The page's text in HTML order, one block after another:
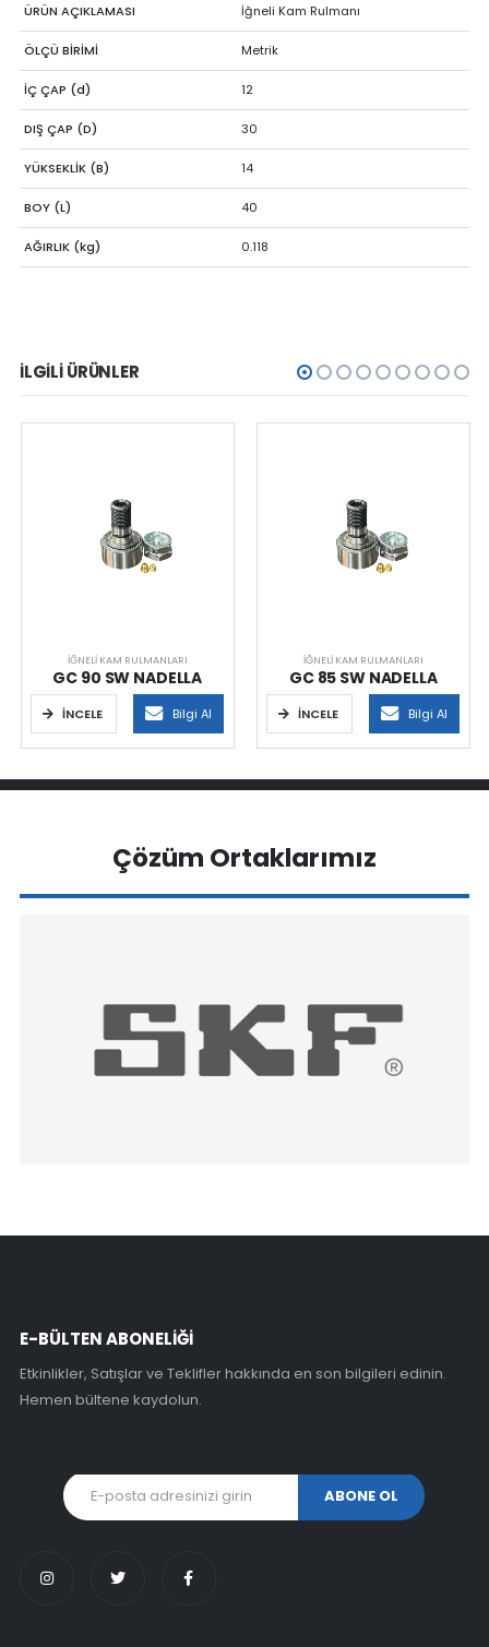
ÜRÜN AÇIKLAMASI İğneli Kam Rulmanı
ÖLÇÜ BİRİMİ Metrik
İÇ ÇAP (d) 12
DIŞ ÇAP (D) 30
YÜKSEKLİK (B) 14
BOY (L) 40
AĞIRLIK (kg) 0.118
İLGILI ÜRÜNLER
İĞNELI KAM RULMANLARI
GC 90 SW NADELLA
İNCELE Bilgi Al
İĞNELI KAM RULMANLARI
GC 85 SW NADELLA
İNCELE Bilgi Al
Çözüm Ortaklarımız
E-BÜLTEN ABONELİĞİ
Etkinlikler, Satışlar ve Teklifler hakkında en son bilgileri edinin.
Hemen bültene kaydolun.